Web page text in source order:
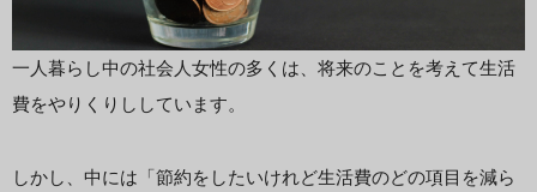
一人暮らし中の社会人女性の多くは、将来のことを考えて生活
費をやりくりししています。
しかし、中には「節約をしたいけれど生活費のどの項目を減ら